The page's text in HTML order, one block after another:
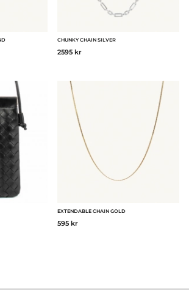
CHUNKY CHAIN SILVER
2595 kr
EXTENDABLE CHAIN GOLD
595 kr